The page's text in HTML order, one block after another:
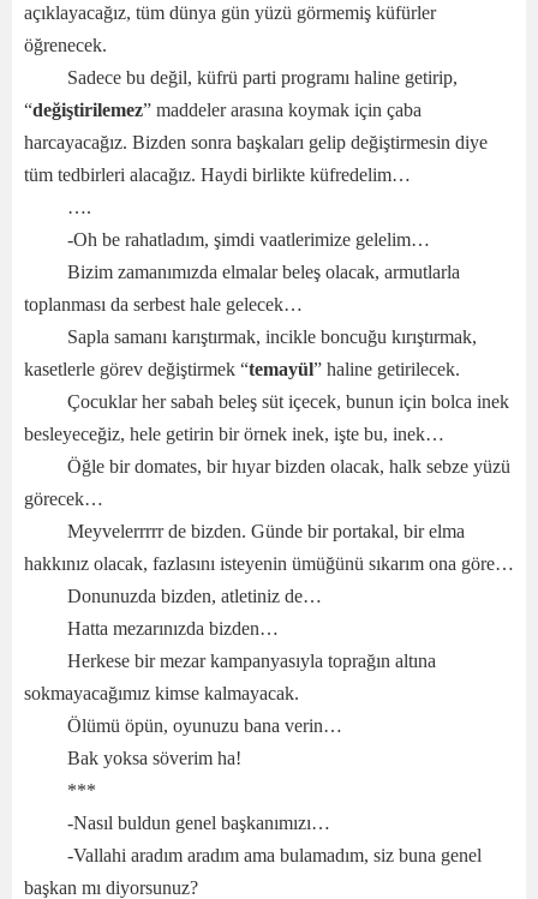
açıklayacağız, tüm dünya gün yüzü görmemiş küfürler
öğrenecek.
Sadece bu değil, küfrü parti programı haline getirip,
“değiştirilemez” maddeler arasına koymak için çaba
harcayacağız. Bizden sonra başkaları gelip değiştirmesin diye
tüm tedbirleri alacağız. Haydi birlikte küfredelim…
….
-Oh be rahatladım, şimdi vaatlerimize gelelim…
Bizim zamanımızda elmalar beleş olacak, armutlarla
toplanması da serbest hale gelecek…
Sapla samanı karıştırmak, incikle boncuğu kırıştırmak,
kasetlerle görev değiştirmek “temayül” haline getirilecek.
Çocuklar her sabah beleş süt içecek, bunun için bolca inek
besleyeceğiz, hele getirin bir örnek inek, işte bu, inek…
Öğle bir domates, bir hıyar bizden olacak, halk sebze yüzü
görecek…
Meyvelerrrrr de bizden. Günde bir portakal, bir elma
hakkınız olacak, fazlasını isteyenin ümüğünü sıkarım ona göre…
Donunuzda bizden, atletiniz de…
Hatta mezarınızda bizden…
Herkese bir mezar kampanyasıyla toprağın altına
sokmayacağımız kimse kalmayacak.
Ölümü öpün, oyunuzu bana verin…
Bak yoksa söverim ha!
***
-Nasıl buldun genel başkanımızı…
-Vallahi aradım aradım ama bulamadım, siz buna genel
başkan mı diyorsunuz?